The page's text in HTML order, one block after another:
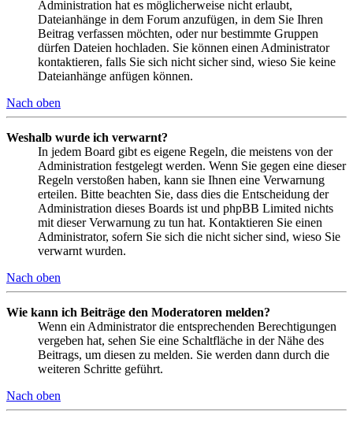
Administration hat es möglicherweise nicht erlaubt,
Dateianhänge in dem Forum anzufügen, in dem Sie Ihren
Beitrag verfassen möchten, oder nur bestimmte Gruppen
dürfen Dateien hochladen. Sie können einen Administrator
kontaktieren, falls Sie sich nicht sicher sind, wieso Sie keine
Dateianhänge anfügen können.
Nach oben
Weshalb wurde ich verwarnt?
In jedem Board gibt es eigene Regeln, die meistens von der
Administration festgelegt werden. Wenn Sie gegen eine dieser
Regeln verstoßen haben, kann sie Ihnen eine Verwarnung
erteilen. Bitte beachten Sie, dass dies die Entscheidung der
Administration dieses Boards ist und phpBB Limited nichts
mit dieser Verwarnung zu tun hat. Kontaktieren Sie einen
Administrator, sofern Sie sich die nicht sicher sind, wieso Sie
verwarnt wurden.
Nach oben
Wie kann ich Beiträge den Moderatoren melden?
Wenn ein Administrator die entsprechenden Berechtigungen
vergeben hat, sehen Sie eine Schaltfläche in der Nähe des
Beitrags, um diesen zu melden. Sie werden dann durch die
weiteren Schritte geführt.
Nach oben